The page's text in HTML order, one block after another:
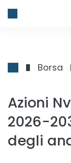
Borsa
Azioni
2026-
degli